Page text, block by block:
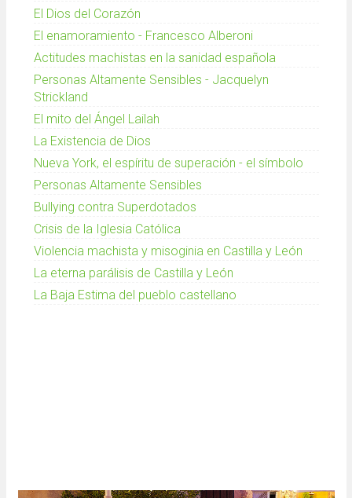
El Dios del Corazón
El enamoramiento - Francesco Alberoni
Actitudes machistas en la sanidad española
Personas Altamente Sensibles - Jacquelyn
Strickland
El mito del Ángel Lailah
La Existencia de Dios
Nueva York, el espíritu de superación - el símbolo
Personas Altamente Sensibles
Bullying contra Superdotados
Crisis de la Iglesia Católica
Violencia machista y misoginia en Castilla y León
La eterna parálisis de Castilla y León
La Baja Estima del pueblo castellano